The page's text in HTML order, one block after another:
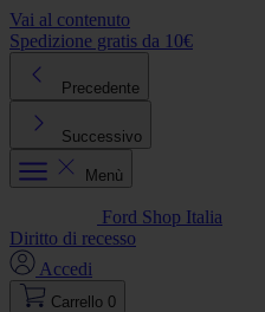
Vai al contenuto
Spedizione gratis da 10€
Precedente
Successivo
Menù
Ford Shop Italia
Diritto di recesso
Accedi
Carrello 0